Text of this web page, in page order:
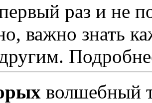
раз и не
важно знать
волшебный